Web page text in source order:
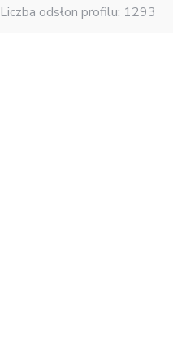
Liczba odsłon profilu: 1293